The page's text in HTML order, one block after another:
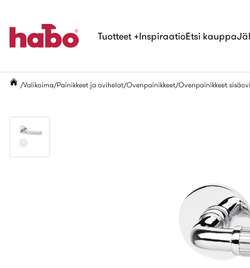
Tuotteet +InspiraatioEtsi kauppa
Valikoima Painikkeet ja ovihelat Ovenpainikkeet Ovenpainikkeet